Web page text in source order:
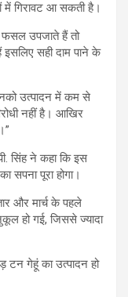
में गिरावट आ सकती है।
फसल उपजाते हैं तो
सही दाम पाने के
उत्पादन में कम से
नहीं है। आखिर
सिंह ने कहा कि इस
सपना पूरा होगा।
और मार्च के पहले
हो गई, जिससे ज्यादा
टन गेहूं का उत्पादन हो